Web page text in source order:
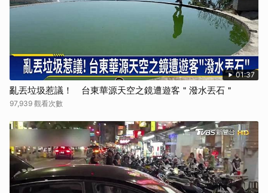
01:37
亂丟垃圾惹議！ 台東華源天空之鏡遭遊客＂潑水丟石＂
97,939 觀看次數